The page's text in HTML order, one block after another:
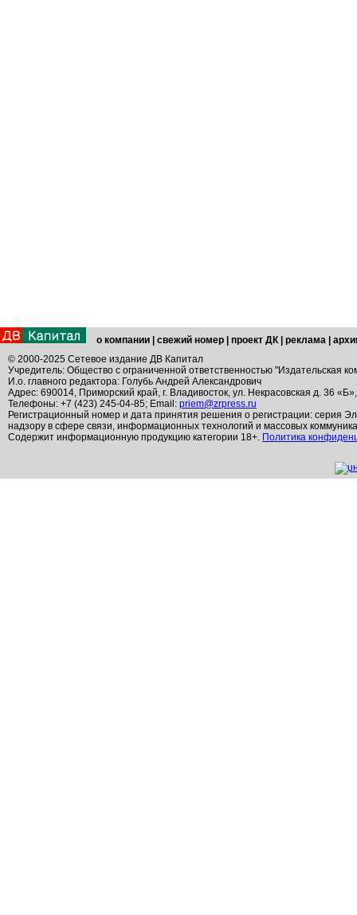
о компании свежий номер проект ДК реклама
© 2000-2025 Сетевое издание ДВ Капитал
Учредитель: Общество с ограниченной ответственностью "Издательская
И.о. главного редактора: Голубь Андрей Александрович
Адрес: 690014, Приморский край, г. Владивосток, ул. Некрасовская д. 36
Телефоны: +7 (423) 245-04-85; Email: priem@zrpress.ru
Регистрационный номер и дата принятия решения о регистрации: серия
надзору в сфере связи, информационных технологий и массовых
Содержит информационную продукцию категории 18+. Политика